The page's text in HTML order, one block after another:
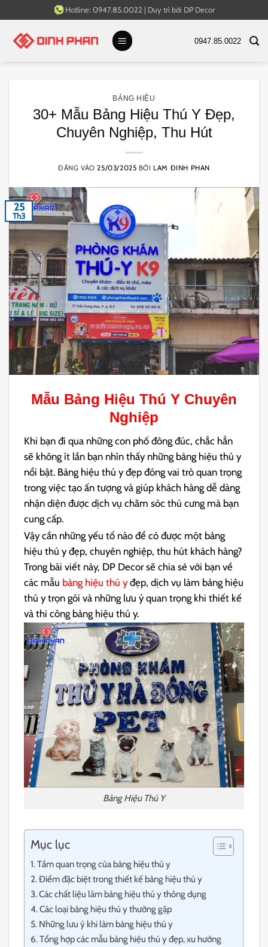
qua
Hotline: 0947.85.0022 | Duy trì bởi DP Decor
0947.85.0022
BẢNG HIỆU
30+ Mẫu Bảng Hiệu Thú Y Đẹp,
Chuyên Nghiệp, Thu Hút
ĐĂNG VÀO25/03/2025 BỞI LAM ĐINH PHAN
25
Th3
Mẫu Bảng Hiệu Thú Y Chuyên
Nghiệp
Khi bạn đi qua những con phố đông đúc, chắc hẳn
sẽ không ít lần bạn nhìn thấy những bảng hiệu thú y
nổi bật. Bảng hiệu thú y đẹp đóng vai trò quan trọng
trong việc tạo ấn tượng và giúp khách hàng dễ dàng
nhận diện được dịch vụ chăm sóc thú cưng mà bạn
cung cấp.
Vậy cần những yếu tố nào để có được một bảng
hiệu thú y đẹp, chuyên nghiệp, thu hút khách hàng?
Trong bài viết này, DP Decor sẽ chia sẻ với bạn về
các mẫu bảng hiệu thú y đẹp, dịch vụ làm bảng hiệu
thú y trọn gói và những lưu ý quan trọng khi thiết kế
và thi công bảng hiệu thú y.
Bảng Hiệu Thú Y
Mục lục
Tầm quan trọng của bảng hiệu thú y
Điểm đặc biệt trong thiết kế bảng hiệu thú y
Các chất liệu làm bảng hiệu thú y thông dụng
Các loại bảng hiệu thú y thường gặp
Những lưu ý khi làm bảng hiệu thú y
Tổng hợp các mẫu bảng hiệu thú y đẹp, xu hướng